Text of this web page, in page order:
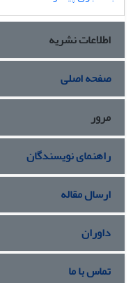
اطلاعات نشریه
صفحه اصلی
مرور
راهنمای نویسندگان
ارسال مقاله
داوران
تماس با ما